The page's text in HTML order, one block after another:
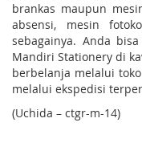
brankas maupun
absensi, mesin
sebagainya. Anda
Mandiri Stationery di
berbelanja melalui
melalui ekspedisi
(Uchida – ctgr-m-14)